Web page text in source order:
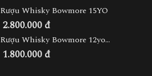
Rượu Whisky Bowmore 15YO
2.800.000 đ
Rượu Whisky Bowmore 12yo...
1.800.000 đ